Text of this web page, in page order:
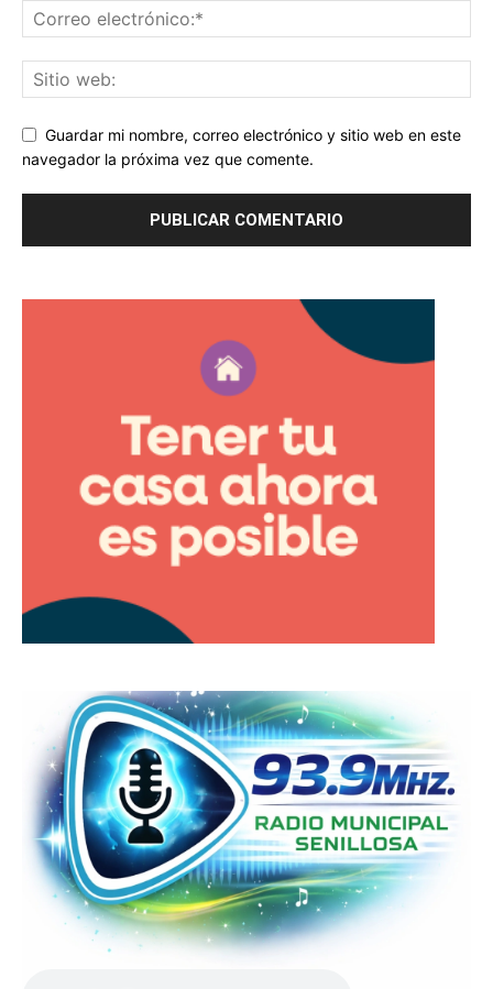
Guardar mi nombre, correo electrónico y sitio web en este
navegador la próxima vez que comente.